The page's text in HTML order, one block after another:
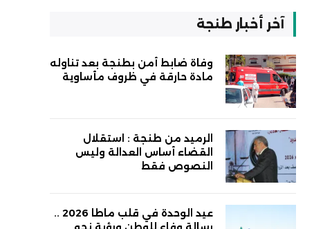
آخر أخبار طنجة
وفاة ضابط أمن بطنجة بعد تناوله
مادة حارقة في ظروف مأساوية
الرميد من طنجة : استقلال
القضاء أساس العدالة وليس
النصوص فقط
عيد الوحدة في قلب ماطا 2026 ..